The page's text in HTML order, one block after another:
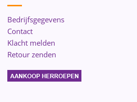
Bedrijfsgegevens
Contact
Klacht melden
Retour zenden